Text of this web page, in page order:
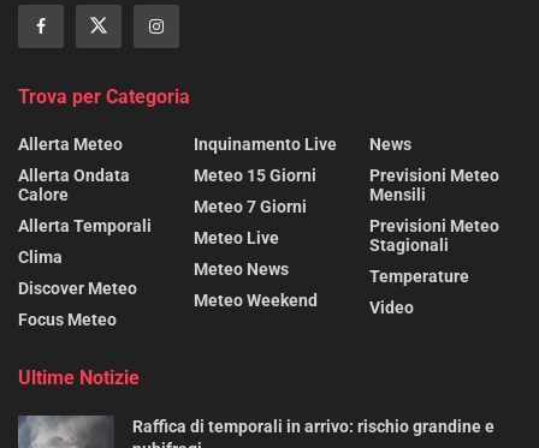
Trova per Categoria
Allerta Meteo
Allerta Ondata
Calore
Allerta Temporali
Clima
Discover Meteo
Focus Meteo
Inquinamento Live
Meteo 15 Giorni
Meteo 7 Giorni
Meteo Live
Meteo News
Meteo Weekend
News
Previsioni Meteo
Mensili
Previsioni Meteo
Stagionali
Temperature
Video
Ultime Notizie
Raffica di temporali in arrivo: rischio grandine e